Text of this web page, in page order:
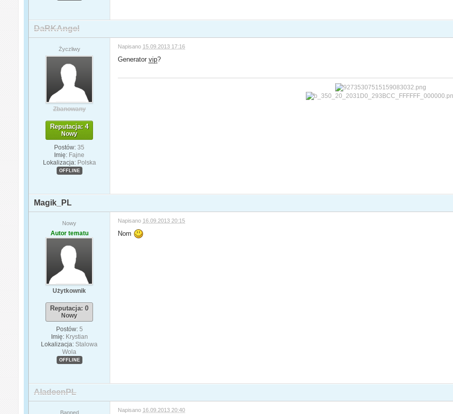
DaRKAngel
Życzliwy
Zbanowany
Reputacja: 4
Nowy
Postów: 35
Imię: Fajne
Lokalizacja: Polska
OFFLINE
Napisano 15.09.2013 17:16
Generatorvip?
Magik_PL
Nowy
Autor tematu
Użytkownik
Reputacja: 0
Nowy
Postów: 5
Imię: Krystian
Lokalizacja: Stalowa
Wola
OFFLINE
Napisano 16.09.2013 20:15
Nom
AladeenPL
Banned Napisano 16.09.2013 20:40